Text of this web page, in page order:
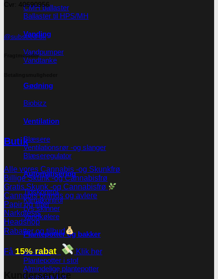
CMH ballaster
Ballaster til HPS/MH
Vanding
Vandpumper
Vandtanke
Gødning
Biobizz
Ventilation
Blæsere
Ventilationsrør -og slanger
Blæseregulator
Automatisering
Tidskontrol
Klimakontrol
Lys skinner
Vandkølere
Plantepotter og bakker
Air-Pot®
Plantepotter i stof
Almindelige plantepotter
Plastikbakker
Cvr: 40690956
@subseed.dk
Fragtmetoder
Butik
Alle vores Cannabis -og Skunkfrø
Billige Skunk -og Cannabisfrø
Gratis Skunk -og Cannabisfrø
Cannabis brands og avlere
Papir og filter
Narkotests
Headshop
Rabatter og tilbud
Få 15% rabat Klik her
Kunderservice